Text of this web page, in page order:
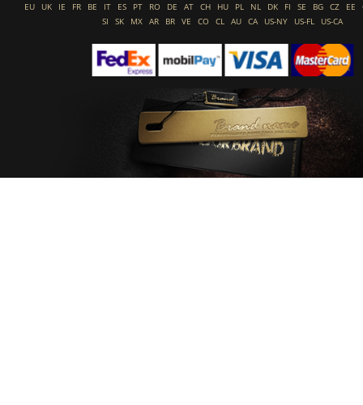
EU UK IE FR BE IT ES PT RO DE AT CH HU PL NL DK FI SE BG CZ EE
SI
SK MX AR BR VE CO CL AU CA US-NY US-FL US-CA